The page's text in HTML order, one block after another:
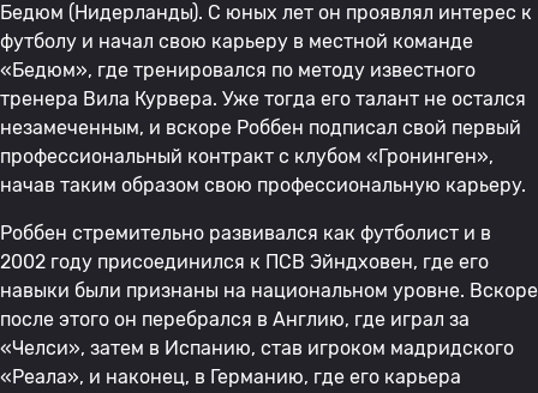
Бедюм (Нидерланды). С юных лет он проявлял интерес к
футболу и начал свою карьеру в местной команде
«Бедюм», где тренировался по методу известного
тренера Вила Курвера. Уже тогда его талант не остался
незамеченным, и вскоре Роббен подписал свой первый
профессиональный контракт с клубом «Гронинген»,
начав таким образом свою профессиональную карьеру.
Роббен стремительно развивался как футболист и в
2002 году присоединился к ПСВ Эйндховен, где его
навыки были признаны на национальном уровне. Вскоре
после этого он перебрался в Англию, где играл за
«Челси», затем в Испанию, став игроком мадридского
«Реала», и наконец, в Германию, где его карьера